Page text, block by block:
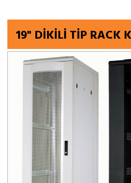
19" DİKİLİ TİP RACK